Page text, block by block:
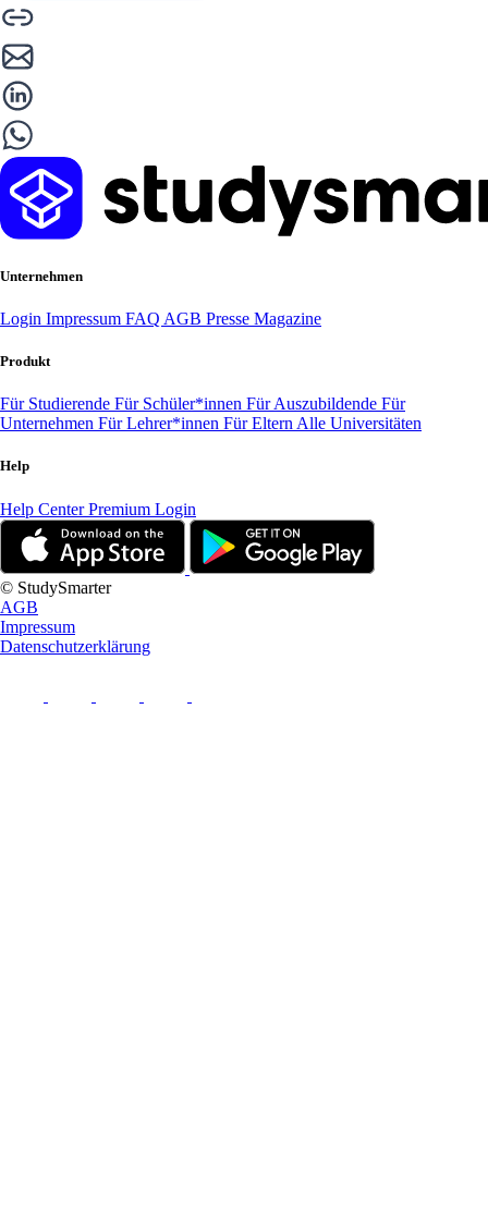
Unternehmen
Login Impressum FAQ AGB Presse Magazine
Produkt
Für Studierende Für Schüler*innen Für Auszubildende Für
Unternehmen Für Lehrer*innen Für Eltern Alle Universitäten
Help
Help CenterPremium Login
© StudySmarter
AGB
Impressum
Datenschutzerklärung